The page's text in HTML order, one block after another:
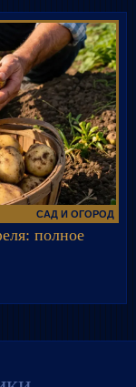
САД И ОГОРОД
полное